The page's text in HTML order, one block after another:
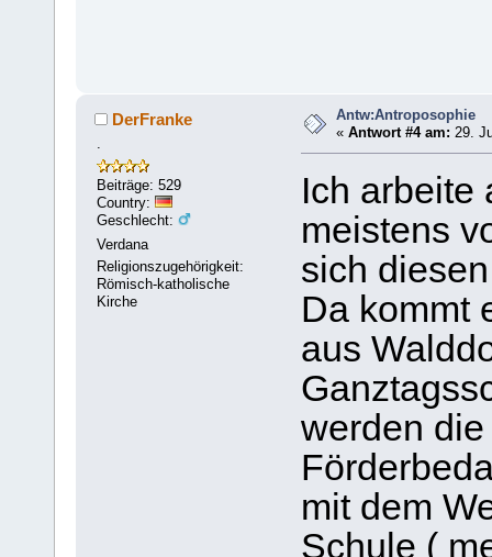
DerFranke
Beiträge: 529
Country:
Geschlecht:
Verdana
Religionszugehörigkeit:
Römisch-katholische
Kirche
Antw:Antroposophie
«Antwort #4 am: 29.
Ich arbeite
meistens
sich
Da kommt
aus
werden
mit dem
Schule (